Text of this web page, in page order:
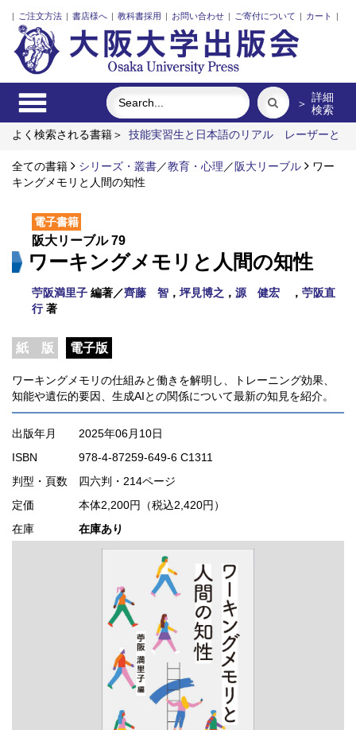
| ご注文方法 | 書店様へ | 教科書採用 | お問い合わせ | ご寄付について | カート |
＞ 詳細
検索
よく検索される書籍＞
技能実習生と日本語のリアル
レーザーと
大学
明治・大正・昭和の細菌学者たち
アートエリアB1 5周年
記念記録集 上方遊歩46景
全ての書籍 シリーズ・叢書／教育・心理 ／ 阪大リーブル
ワー
キングメモリと人間の知性
電子書籍
阪大リーブル 79
ワーキングメモリと人間の知性
苧阪満里子 編著／齊藤 智 ， 坪見博之 ， 源 健宏 ， 苧阪直
行著
紙 版 電子版
ワーキングメモリの仕組みと働きを解明し、トレーニング効果、
知能や遺伝的要因、生成AIとの関係について最新の知見を紹介。
出版年月
2025年06月10日
ISBN
978-4-87259-649-6 C1311
判型・頁数 四六判・214ページ
定価
本体2,200円（税込2,420円）
在庫
在庫あり